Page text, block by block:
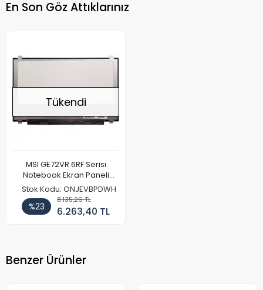
En Son Göz Attıklarınız
Tükendi
MSI GE72VR 6RF Serisi
Notebook Ekran Paneli
(120hz Full HD)
Stok Kodu: ONJEVBPDWH
%23
8.135,26 TL
6.263,40 TL
Benzer Ürünler